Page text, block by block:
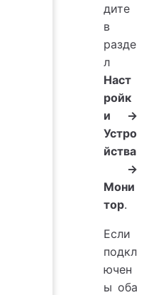
дите
в
разде
л
Наст
ройк
и →
Устро
йства
→
Мони
тор.
Если
подкл
ючен
ы оба